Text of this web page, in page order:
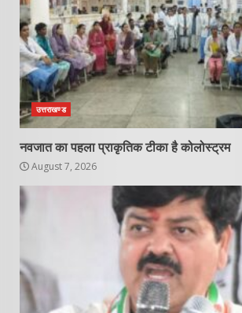
उत्तराखण्ड
नवजात का पहला प्राकृतिक टीका है कोलोस्ट्रम
August 7, 2026